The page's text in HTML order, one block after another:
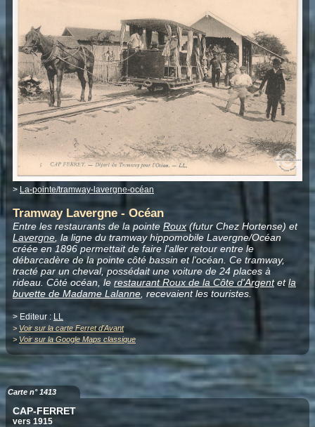
> La-pointe/tramway-lavergne-océan
Tramway Lavergne - Océan
Entre les restaurants de la pointe Roux(futur Chez Hortense) et
Lavergne , la ligne du tramway hippomobile Lavergne/Océan
créée en 1896 permettait de faire l'aller retour entre le
débarcadère de la pointe côté bassin et l'océan. Ce tramway,
tracté par un cheval, possédait une voiture de 24 places à
rideau. Côté océan, le restaurant Roux de la Côte d'Argentetla
buvette de Madame Lalanne , recevaient les touristes.
> Editeur : LL
> Voir sur la carte Ferret d'Avant
> Voir sur la Google Maps classique
Carte n° 1413
CAP-FERRET
vers 1915